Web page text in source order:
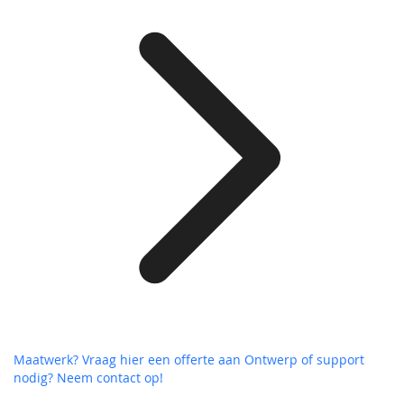
Maatwerk? Vraag hier een offerte aan Ontwerp of support
nodig? Neem contact op!